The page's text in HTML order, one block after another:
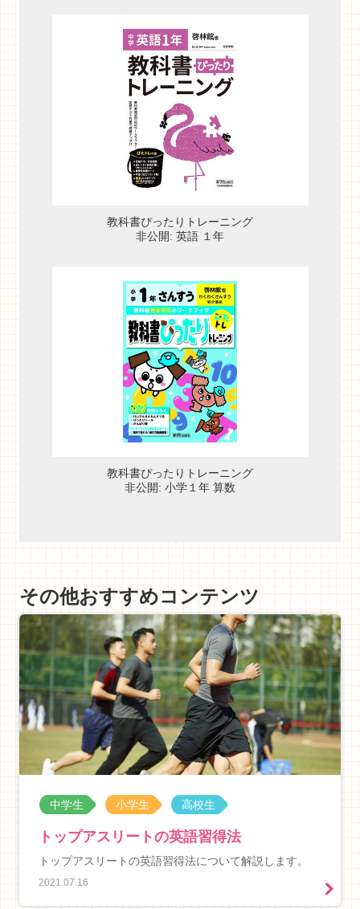
教科書ぴったりトレーニング
非公開: 英語 １年
教科書ぴったりトレーニング
非公開: 小学１年 算数
その他おすすめコンテンツ
中学生 小学生 高校生
トップアスリートの英語習得法
トップアスリートの英語習得法について解説します。
2021.07.16